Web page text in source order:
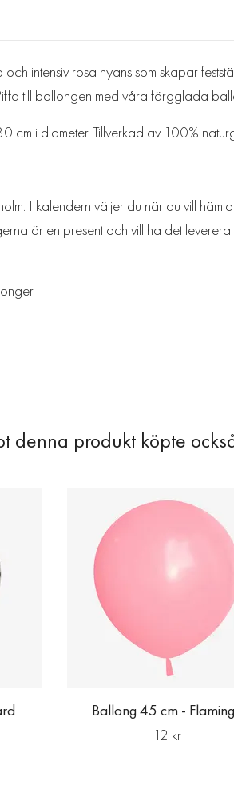
intensiv rosa nyans som skapar
till ballongen med våra färgglada
cm i diameter. Tillverkad av 100%
I kalendern väljer du när du vill
är en present och vill ha det
Ballong 45 cm -
12 kr